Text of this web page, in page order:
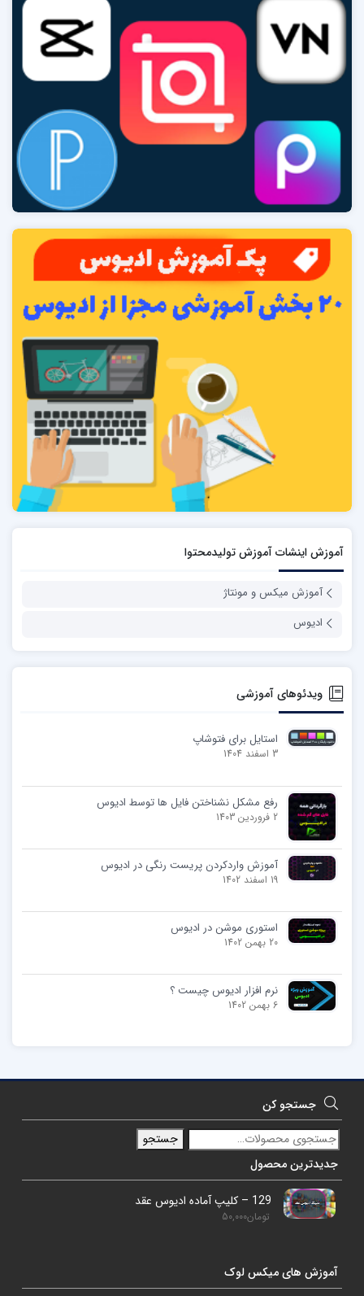
آموزش اینشات آموزش تولیدمحتوا
آموزش میکس و مونتاژ
ادیوس
ویدئوهای آموزشی
استایل برای فتوشاپ
3 اسفند 1404
رفع مشکل نشناختن فایل ها توسط ادیوس
2 فروردین 1403
آموزش واردکردن پریست رنگی در ادیوس
19 اسفند 1402
استوری موشن در ادیوس
20 بهمن 1402
نرم افزار ادیوس چیست ؟
6 بهمن 1402
جستجو کن
جستجو
جدیدترین محصول
129 – کلیپ آماده ادیوس عقد
تومان50,000
آموزش های میکس لوک